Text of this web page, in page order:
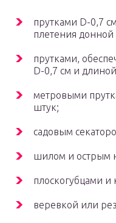
прутками D-0,7
плетения
прутками,
D-0,7 см и
метровыми
штук;
садовым
шилом и острым
плоскогубцами и
веревкой или